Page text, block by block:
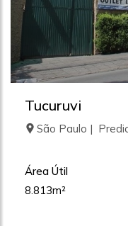
Tucuruvi
São Paulo |
Área Útil
8.813m²